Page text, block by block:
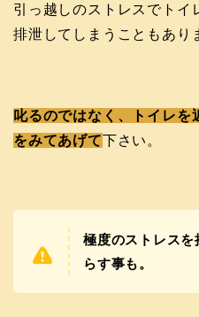
引っ越しのストレスでトイ
排泄してしまうこともあり
叱るのではなく、トイレを
をみてあげて下さい。
極度のストレス
らす事も。